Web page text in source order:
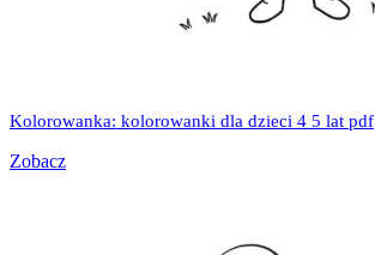
Kolorowanka: kolorowanki dla dzieci 4 5 lat pdf
Zobacz